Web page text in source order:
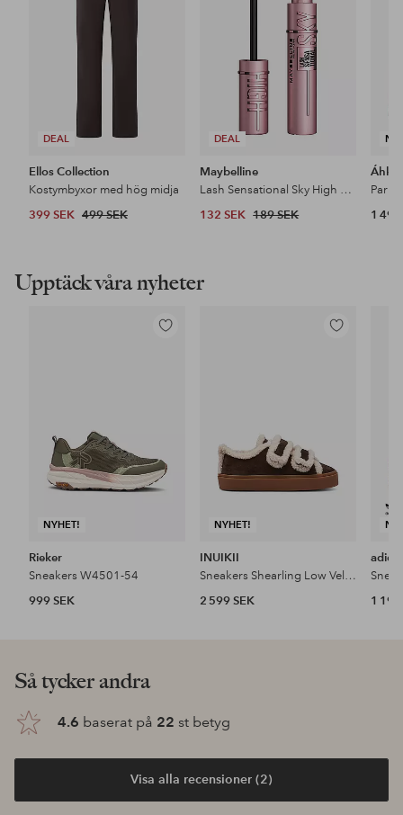
DEAL
Ellos Collection
Kostymbyxor med hög midja
399 SEK 499 SEK
DEAL
Maybelline
Lash Sensational Sky High Mascara
132 SEK 189 SEK 1 499
Upptäck våra nyheter
NYHET!
Lägg
Rieker
Sneakers W4501-54
999 SEK
NYHET!
Lägg
INUIKII
Sneakers Shearling Low Velcro
2 599 SEK
1 199
Så tycker andra
4.6 baserat på 22 st betyg
Visa alla recensioner (2)